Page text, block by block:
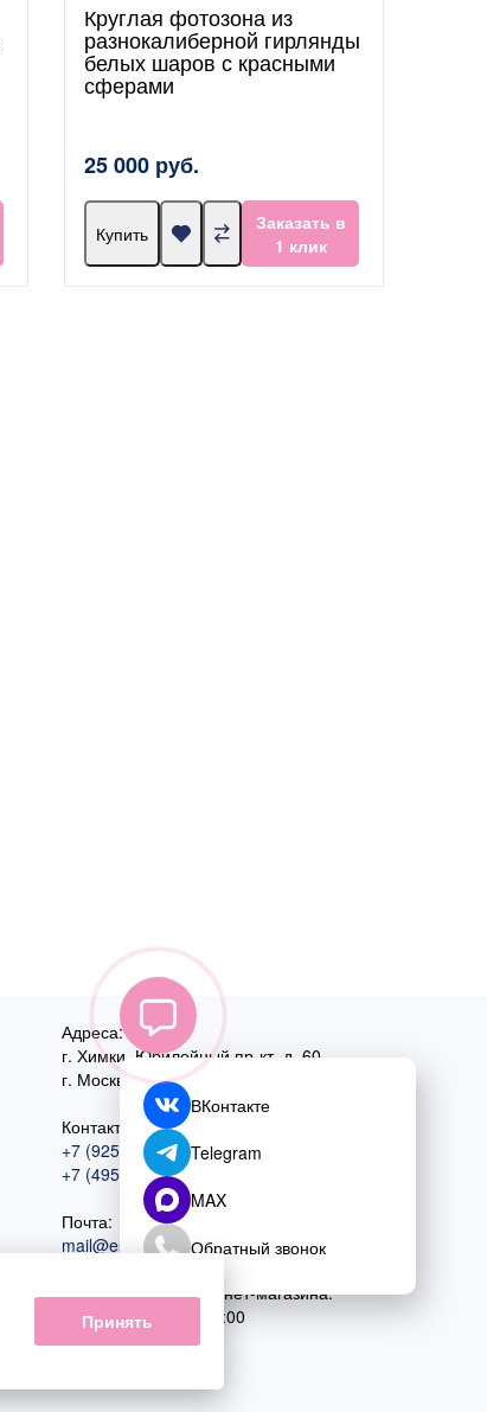
Круглая фотозона из
разнокалиберной гирлянды
белых шаров с красными
сферами
25 000 руб.
Купить
Заказать в
1 клик
Адреса:
г. Химки, Юбилейный пр-кт, д. 60
г. Москва,ул. Перовская, д. 59
Контактный номер:
+7 (925) 585-74-27
+7 (495) 970-44-75
Почта:
mail@esta-fiesta.ru
Режим работы интернет-магазина:
ПН-ВС с 09:00 до 21:00
ВКонтакте
Telegram
MAX
Обратный звонок
Принять